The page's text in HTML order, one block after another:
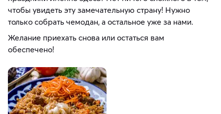
чтобы увидеть эту замечательную страну! Нужно
только собрать чемодан, а остальное уже за нами.
Желание приехать снова или остаться вам
обеспечено!